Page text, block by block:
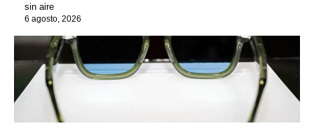
sin aire
6 agosto, 2026